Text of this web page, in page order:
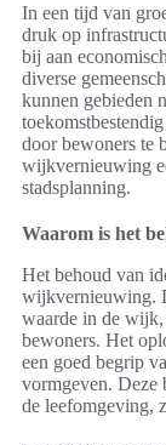
In een tijd van
druk op
bij aan
diverse
kunnen gebieden
door bewoners te
wijkvernieuwing
stadsplanning.
Waarom is het
Het behoud van
wijkvernieuwing.
waarde in de wijk,
bewoners. Het
een goed begrip
vormgeven. Deze
de leefomgeving,